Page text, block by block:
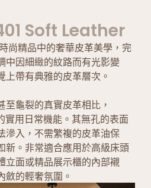
Soft Leather
尚精品中的奢華皮革美學，完
中因細緻的紋路而有光影變
上帶有典雅的皮革層次。
至龜裂的真實皮革相比，
實用日常機能。其無孔的表面
滲入，不需繁複的皮革油保
新。非常適合應用於高級床頭
立面或精品展示櫃的內部襯
斂的輕奢氛圍。